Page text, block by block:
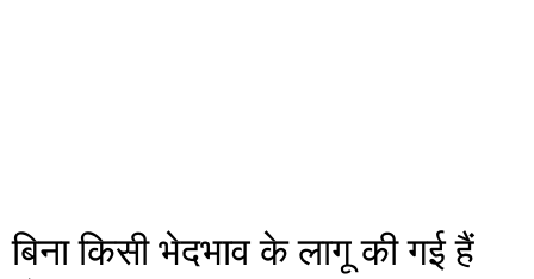
बिना किसी भेदभाव के लागू की गई हैं